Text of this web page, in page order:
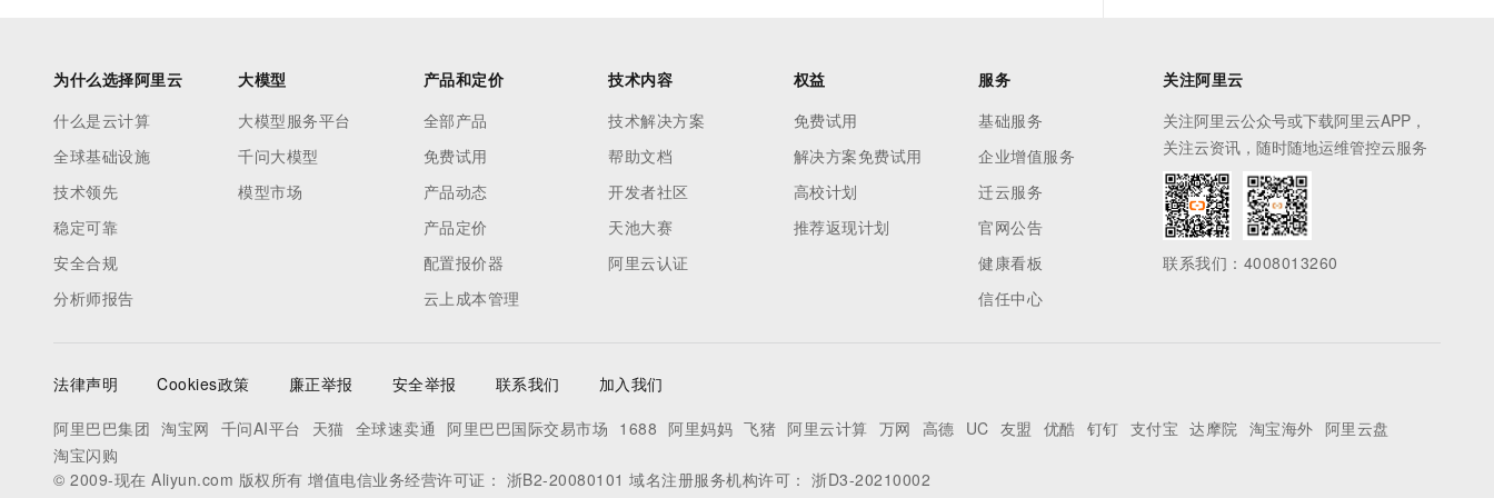
为什么选择阿里云
什么是云计算
全球基础设施
技术领先
稳定可靠
安全合规
分析师报告
大模型
大模型服务平台
千问大模型
模型市场
产品和定价
全部产品
免费试用
产品动态
产品定价
配置报价器
云上成本管理
技术内容
技术解决方案
帮助文档
开发者社区
天池大赛
阿里云认证
权益
免费试用
解决方案免费试用
高校计划
推荐返现计划
服务
基础服务
企业增值服务
迁云服务
官网公告
健康看板
信任中心
关注阿里云
关注阿里云公众号或下载阿里云APP，
关注云资讯，随时随地运维管控云服务
联系我们：4008013260
法律声明 Cookies政策 廉正举报 安全举报 联系我们
加入我们
阿里巴巴集团 淘宝网 千问AI平台 天猫 全球速卖通 阿里巴巴国际交易市场 1688 阿里妈妈 飞猪 阿里云计算 万网 高德 UC 友盟 优酷 钉钉 支付宝 达摩院 淘宝海外 阿里云盘
淘宝闪购
© 2009-现在 Aliyun.com 版权所有 增值电信业务经营许可证： 浙B2-20080101 域名注册服务机构许可： 浙D3-20210002